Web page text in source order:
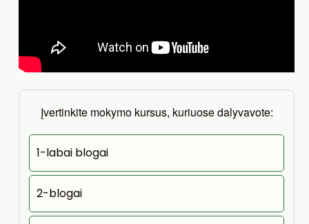
Įvertinkite mokymo kursus, kuriuose dalyvavote:
1-labai blogai
2-blogai